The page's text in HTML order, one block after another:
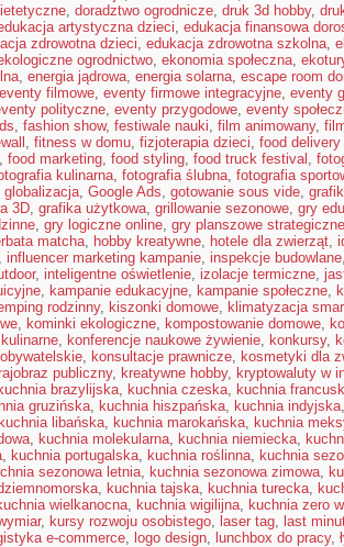
, doradztwo ogrodnicze, druk 3d hobby,
artystyczna dzieci, edukacja finansowa
zdrowotna dzieci, edukacja zdrowotna szkolna,
ogrodnictwo, ekonomia społeczna,
, energia jądrowa, energia solarna, escape room
eventy filmowe, eventy firmowe integracyjne, eventy
polityczne, eventy przygodowe, eventy
, fashion show, festiwale nauki, film animowany,
, fitness w domu, fizjoterapia dzieci, food delivery
, food marketing, food styling, food truck festival ,
kulinarna, fotografia ślubna, fotografia
globalizacja, Google Ads, gotowanie sous vide,
3D, grafika użytkowa, grillowanie sezonowe, gry
, gry logiczne online, gry planszowe strategiczne
matcha, hobby kreatywne, hotele dla zwierząt,
influencer marketing kampanie, inspekcje budowlane
, inteligentne oświetlenie, izolacje termiczne,
, kampanie edukacyjne, kampanie społeczne,
rodzinny, kiszonki domowe, klimatyzacja
, kominki ekologiczne, kompostowanie domowe,
, konferencje naukowe żywienie, konkursy,
, konsultacje prawnicze, kosmetyki dla
publiczny, kreatywne hobby, kryptowaluty w
kuchnia brazylijska, kuchnia czeska, kuchnia
gruzińska, kuchnia hiszpańska, kuchnia indyjska
kuchnia libańska, kuchnia marokańska, kuchnia
, kuchnia molekularna, kuchnia niemiecka,
, kuchnia portugalska, kuchnia roślinna, kuchnia
sezonowa letnia, kuchnia sezonowa zimowa,
, kuchnia tajska, kuchnia turecka,
wielkanocna, kuchnia wigilijna, kuchnia zero
, kursy rozwoju osobistego, laser tag, last
e-commerce, logo design, lunchbox do pracy,